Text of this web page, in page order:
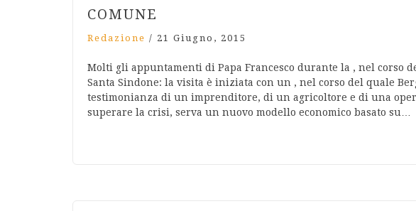
COMUNE
Redazione / 21 Giugno, 2015
Molti gli appuntamenti di Papa Francesco durante la , nel corso
Santa Sindone: la visita è iniziata con un , nel corso del quale
testimonianza di un imprenditore, di un agricoltore e di una
superare la crisi, serva un nuovo modello economico basato su…